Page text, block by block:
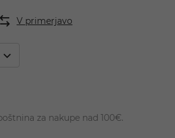
V primerjavo
za nakupe nad 100€.